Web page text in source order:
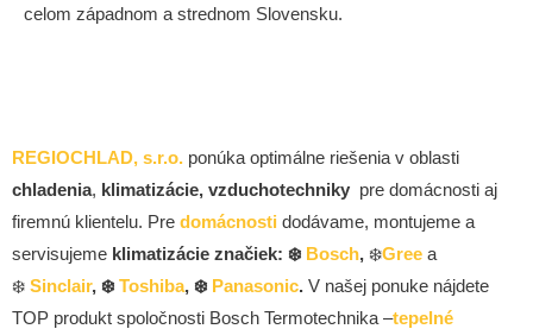
celom západnom a strednom Slovensku.
REGIOCHLAD, s.r.o. ponúka optimálne riešenia v oblasti
chladenia, klimatizácie, vzduchotechniky pre domácnosti aj
firemnú klientelu. Pre domácnosti dodávame, montujeme a
servisujeme klimatizácie značiek: ❄️ Bosch, ❄️Gree a
❄️ Sinclair, ❄️ Toshiba, ❄️ Panasonic. V našej ponuke nájdete
TOP produkt spoločnosti Bosch Termotechnika –tepelné